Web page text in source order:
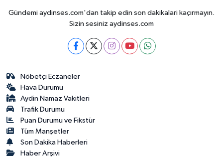
Gündemi aydinses.com'dan takip edin son dakikalari kaçırmayın.
Sizin sesiniz aydinses.com
Nöbetçi Eczaneler
Hava Durumu
Aydin Namaz Vakitleri
Trafik Durumu
Puan Durumu ve Fikstür
Tüm Manşetler
Son Dakika Haberleri
Haber Arşivi